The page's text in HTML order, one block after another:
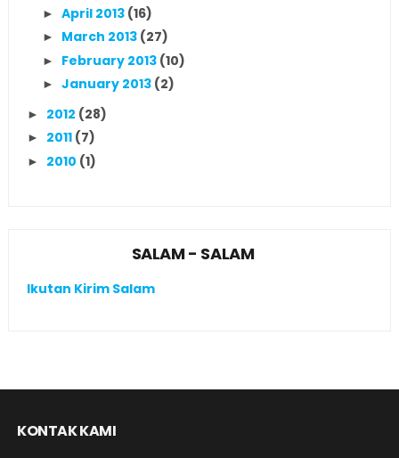
► April 2013 (16)
► March 2013 (27)
► February 2013 (10)
► January 2013 (2)
► 2012 (28)
► 2011 (7)
► 2010 (1)
SALAM - SALAM
Ikutan Kirim Salam
KONTAK KAMI